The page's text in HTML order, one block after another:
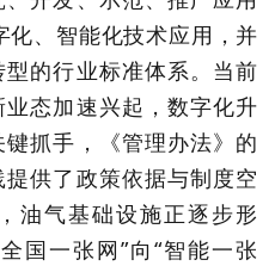
化、智能化技术应用，并
的行业标准体系。当前
态加速兴起，数字化升
抓手，《管理办法》的
供了政策依据与制度空
油气基础设施正逐步形
国一张网”向“智能一张